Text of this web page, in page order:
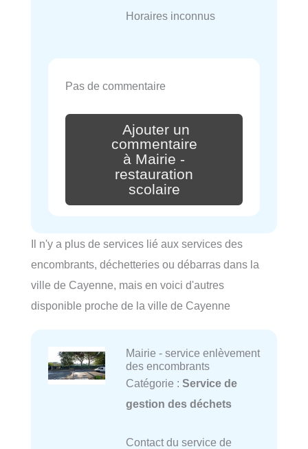
Horaires inconnus
Pas de commentaire
Ajouter un
commentaire
à Mairie -
restauration
scolaire
Il n'y a plus de services lié aux services des
encombrants, déchetteries ou débarras dans la
ville de Cayenne, mais en voici d'autres
disponible proche de la ville de Cayenne
Mairie - service enlèvement
des encombrants
Catégorie : Service de
gestion des déchets
Contact du service de